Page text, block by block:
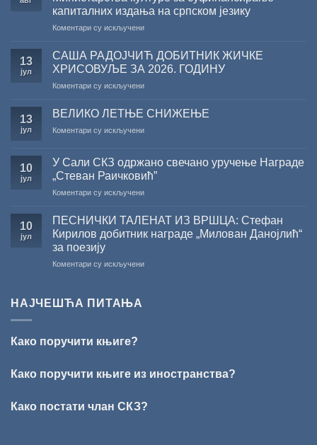
капиталних издања на српском језику
Коментари су искљученина
поводом
резултата
конкурса
Министарства
за
капиталних
на
српском
13
јул
САША РАДОЈЧИЋ ДОБИТНИК ЖИЧКЕ
ХРИСОВУЉЕ ЗА 2026. ГОДИНУ
Коментари су искљученина
РАДОЈЧИЋ
ЖИЧКЕ
2026.
ГОДИНУ
13
јул
ВЕЛИКО ЛЕТЊЕ СНИЖЕЊЕ
Коментари су искљученина
СНИЖЕЊЕ
10
јул
У Сали СКЗ одржано свечано уручење Награде
„Стеван Раичковић”
Коментари су искљученина
Сали
одржано
уручење
10
јул
ПЕСНИЧКИ ТАЛЕНАТ ИЗ ВРШЦА: Стефан
Кирилов добитник награде „Милован Данојлић“
за поезију
Коментари су искљученина
„Милован
поезију
НАЈЧЕШЋА ПИТАЊА
Како поручити књиге?
Како поручити књиге из иностранства?
Како постати члан СКЗ?